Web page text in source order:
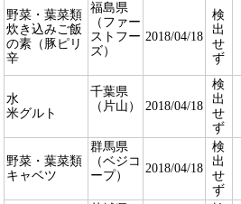
野菜・葉菜類
炊き込みご飯
の素（豚ピリ
辛
福島県
（ファー
ストフー
ズ）
2018/04/18
検
出
せ
ず
水
米グルト
千葉県
（片山）
2018/04/18
検
出
せ
ず
野菜・葉菜類
キャベツ
群馬県
（ベジコ
ープ）
2018/04/18
検
出
せ
ず